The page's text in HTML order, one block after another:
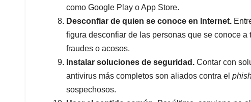
como Google Play o App Store.
Desconfiar de quien se conoce en Internet.
figura desconfiar de las personas que se conoce
fraudes o acosos.
Instalar soluciones de seguridad. Contar con
antivirus más completos son aliados contra el
sospechosos.